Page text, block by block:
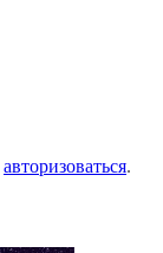
авторизоваться.